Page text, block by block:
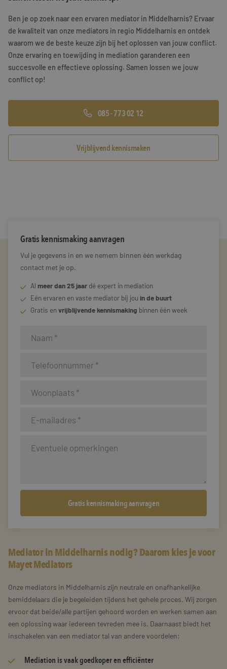
Training & Leiderschap
Referenties
Gratis folder
Ben je op zoek naar een ervaren mediator in Middelharnis? Ervaar
de kwaliteit van onze mediators in regio Middelharnis en ontdek
waarom we de beste keuze zijn bij het oplossen van jouw conflict.
Onze ervaring en toewijding in mediation garanderen een
succesvolle en effectieve oplossing. Samen lossen we jouw
conflict op!
085 - 773 02 12
Vrijblijvend kennismaken
Mediator in Middelharnis nodig? Daarom kies je voor
Mayet Mediators
Onze mediators in Middelharnis zijn neutrale en onafhankelijke
bemiddelaars die je begeleiden tijdens het gehele proces. Wij zorgen
ervoor dat beide/alle partijen gehoord worden en werken samen aan
een oplossing waar iedereen tevreden mee is. Daarnaast biedt het
inschakelen van een mediator tal van andere voordelen:
Mediation is vaak goedkoper en efficiënter
Gratis kennismaking aanvragen
Vul je gegevens in en we nemem binnen één werkdag
contact met je op.
Al meer dan 25 jaar dé expert in mediation
Eén ervaren en vaste mediator bij jou in de buurt
Gratis envrijblijvende kennismaking binnen één week